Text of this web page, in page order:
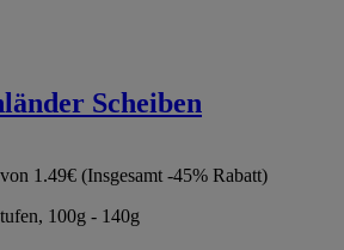
Scheiben
1.49€ (Insgesamt -45% Rabatt)
100g - 140g